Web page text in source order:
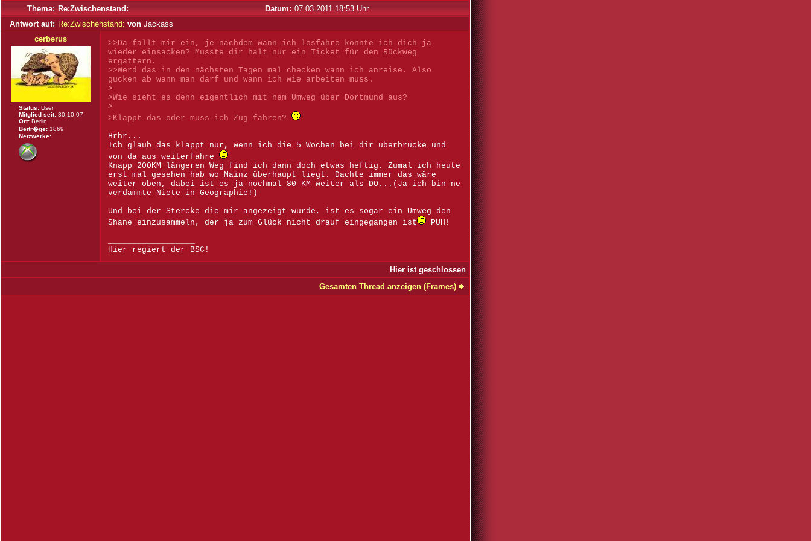
Thema: Re:Zwischenstand: Datum: 07.03.2011 18:53 Uhr
Antwort auf: Re:Zwischenstand: von Jackass
cerberus
Status: User
Mitglied seit: 30.10.07
Ort: Berlin
Beitr�ge: 1869
Netzwerke:
>>Da fällt mir ein, je nachdem wann ich losfahre könnte ich dich ja
wieder einsacken? Musste dir halt nur ein Ticket für den Rückweg
ergattern.
>>Werd das in den nächsten Tagen mal checken wann ich anreise. Also
gucken ab wann man darf und wann ich wie arbeiten muss.
>
>Wie sieht es denn eigentlich mit nem Umweg über Dortmund aus?
>
>Klappt das oder muss ich Zug fahren?
Hrhr...
Ich glaub das klappt nur, wenn ich die 5 Wochen bei dir überbrücke und
von da aus weiterfahre
Knapp 200KM längeren Weg find ich dann doch etwas heftig. Zumal ich heute
erst mal gesehen hab wo Mainz überhaupt liegt. Dachte immer das wäre
weiter oben, dabei ist es ja nochmal 80 KM weiter als DO...(Ja ich bin ne
verdammte Niete in Geographie!)
Und bei der Stercke die mir angezeigt wurde, ist es sogar ein Umweg den
Shane einzusammeln, der ja zum Glück nicht drauf eingegangen ist
PUH!
Hier regiert der BSC!
Hier ist geschlossen
Gesamten Thread anzeigen (Frames)